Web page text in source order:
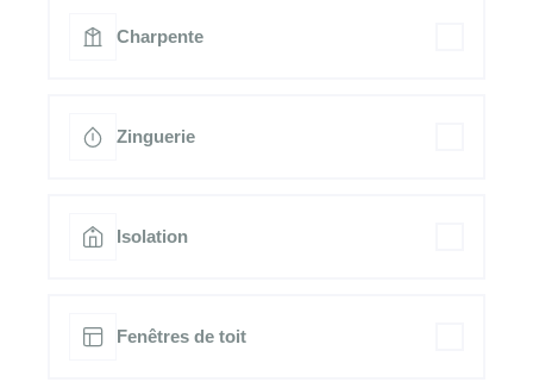
Charpente
Zinguerie
Isolation
Fenêtres de toit